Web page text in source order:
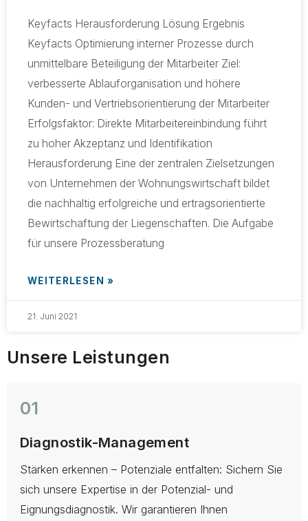
Keyfacts Herausforderung Lösung Ergebnis
Keyfacts Optimierung interner Prozesse durch
unmittelbare Beteiligung der Mitarbeiter Ziel:
verbesserte Ablauforganisation und höhere
Kunden- und Vertriebsorientierung der Mitarbeiter
Erfolgsfaktor: Direkte Mitarbeitereinbindung führt
zu hoher Akzeptanz und Identifikation
Herausforderung Eine der zentralen Zielsetzungen
von Unternehmen der Wohnungswirtschaft bildet
die nachhaltig erfolgreiche und ertragsorientierte
Bewirtschaftung der Liegenschaften. Die Aufgabe
für unsere Prozessberatung
WEITERLESEN »
21. Juni 2021
Unsere Leistungen
01
Diagnostik-Management
Stärken erkennen – Potenziale entfalten: Sichern Sie
sich unsere Expertise in der Potenzial- und
Eignungsdiagnostik. Wir garantieren Ihnen